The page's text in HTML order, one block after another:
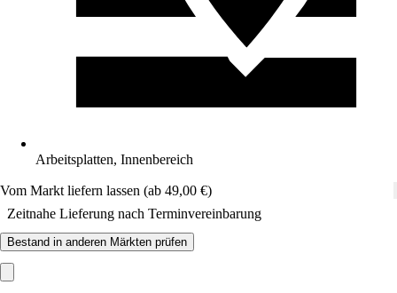
Arbeitsplatten, Innenbereich
Vom Markt liefern lassen (ab 49,00 €)
Zeitnahe Lieferung nach Terminvereinbarung
Bestand in anderen Märkten prüfen